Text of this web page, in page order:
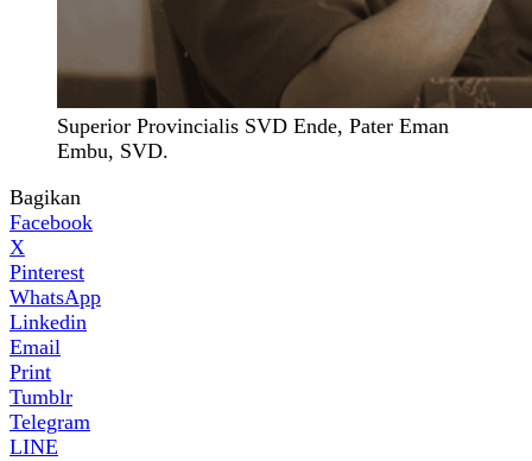
Superior Provincialis SVD Ende, Pater Eman
Embu, SVD.
Bagikan
Facebook
X
Pinterest
WhatsApp
Linkedin
Email
Print
Tumblr
Telegram
LINE